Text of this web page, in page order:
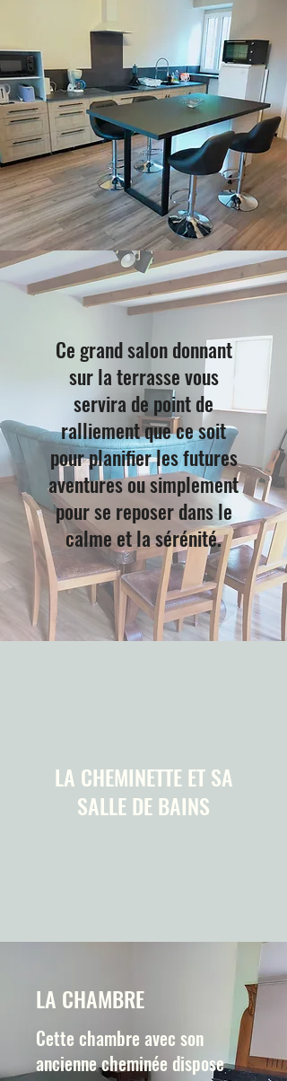
Ce grand salon donnant
sur la terrasse vous
servira de point de
ralliement que ce soit
pour planifier les futures
aventures ou simplement
pour se reposer dans le
calme et la sérénité.
LA CHEMINETTE ET SA
SALLE DE BAINS
LA CHAMBRE
Cette chambre avec son
ancienne cheminée dispose